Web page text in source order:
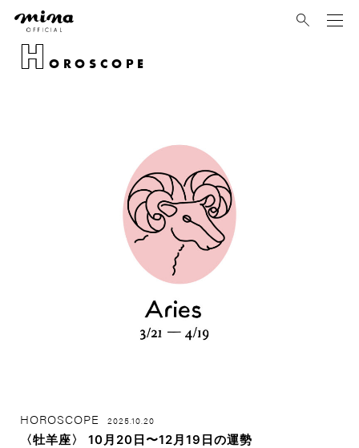
H OROSCOPE
HOROSCOPE 2025.10.20
〈牡羊座〉 10月20日〜12月19日の運勢